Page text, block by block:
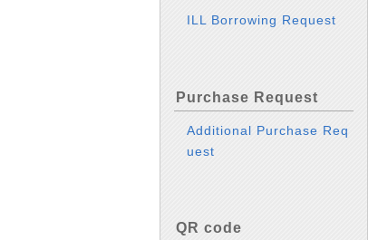
ILL Borrowing Request
Purchase Request
Additional Purchase Req
uest
QR code